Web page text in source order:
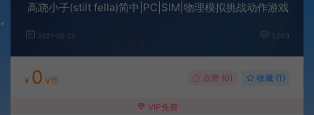
高跷小子(stilt fella)简中|PC|SIM|物理模拟挑战动作游戏
2021-02-21 1,093
¥ 0 V币 点赞 (0) 收藏 (1)
VIP免费